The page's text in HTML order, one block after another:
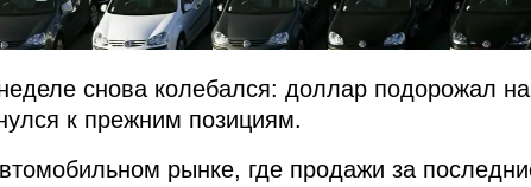
снова колебался: доллар подорожал
к прежним позициям.
рынке, где продажи за